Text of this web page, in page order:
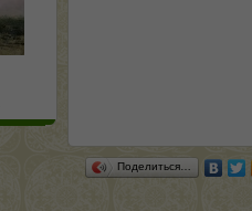
Поделиться…